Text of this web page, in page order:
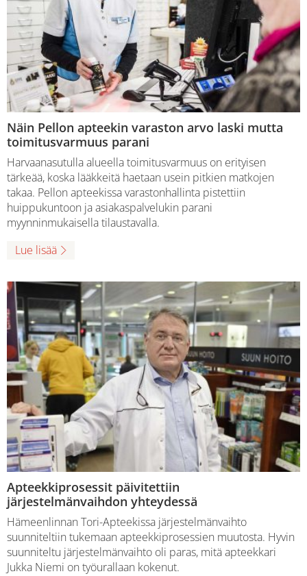
Näin Pellon apteekin varaston arvo laski mutta
toimitusvarmuus parani
Harvaanasutulla alueella toimitusvarmuus on erityisen
tärkeää, koska lääkkeitä haetaan usein pitkien matkojen
takaa. Pellon apteekissa varastonhallinta pistettiin
huippukuntoon ja asiakaspalvelukin parani
myynninmukaisella tilaustavalla.
Lue lisää
Apteekkiprosessit päivitettiin
järjestelmänvaihdon yhteydessä
Hämeenlinnan Tori-Apteekissa järjestelmänvaihto
suunniteltiin tukemaan apteekkiprosessien muutosta. Hyvin
suunniteltu järjestelmänvaihto oli paras, mitä apteekkari
Jukka Niemi on työurallaan kokenut.